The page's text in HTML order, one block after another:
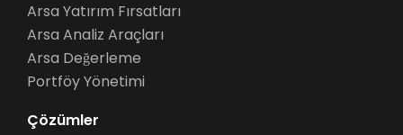
Arsa Yatırım Fırsatları
Arsa Analiz Araçları
Arsa Değerleme
Portföy Yönetimi
Çözümler